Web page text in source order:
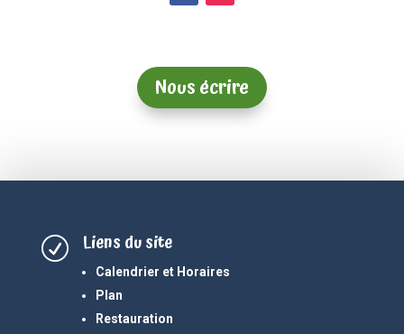
Nous écrire
R Liens du site
Calendrier et Horaires
Plan
Restauration